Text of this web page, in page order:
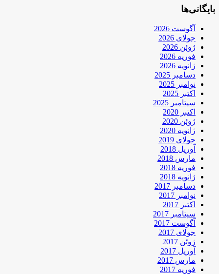
بایگانی‌ها
آگوست 2026
جولای 2026
ژوئن 2026
فوریه 2026
ژانویه 2026
دسامبر 2025
نوامبر 2025
اکتبر 2025
سپتامبر 2025
اکتبر 2020
ژوئن 2020
ژانویه 2020
جولای 2019
آوریل 2018
مارس 2018
فوریه 2018
ژانویه 2018
دسامبر 2017
نوامبر 2017
اکتبر 2017
سپتامبر 2017
آگوست 2017
جولای 2017
ژوئن 2017
آوریل 2017
مارس 2017
فوریه 2017